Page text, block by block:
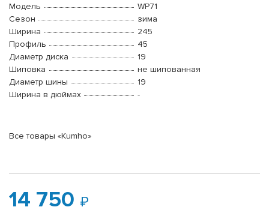
Модель
WP71
Сезон
зима
Ширина
245
Профиль
45
Диаметр диска
19
Шиповка
не шипованная
Диаметр шины
19
Ширина в дюймах
-
Все товары «Kumho»
14 750